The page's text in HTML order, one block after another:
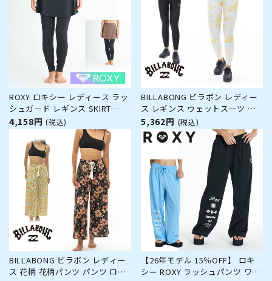
ROXY ロキシー レディース ラッ
シュガード レギンス SKIRT
LEGGINGS RLY251046 水陸両用
体型カバー UVカット 水着 スイ
ムレギンス トレンカ スカート
型 サーフパンツ サーフ サーフ
ィン ブランド
4,158円 (税込)
BILLABONG ビラボン レディー
ス レギンス ウェットスーツ イ
ンナー フィットネス ジム ヨガ
ピラティス おしゃれ かわいい
BE013892 ACTIVE LEGGINGS
5,362円 (税込)
BILLABONG ビラボン レディー
ス 花柄 花柄パンツ パンツ ロン
【26年モデル 15％OFF】 ロキ
シー ROXY ラッシュパンツ ワイ